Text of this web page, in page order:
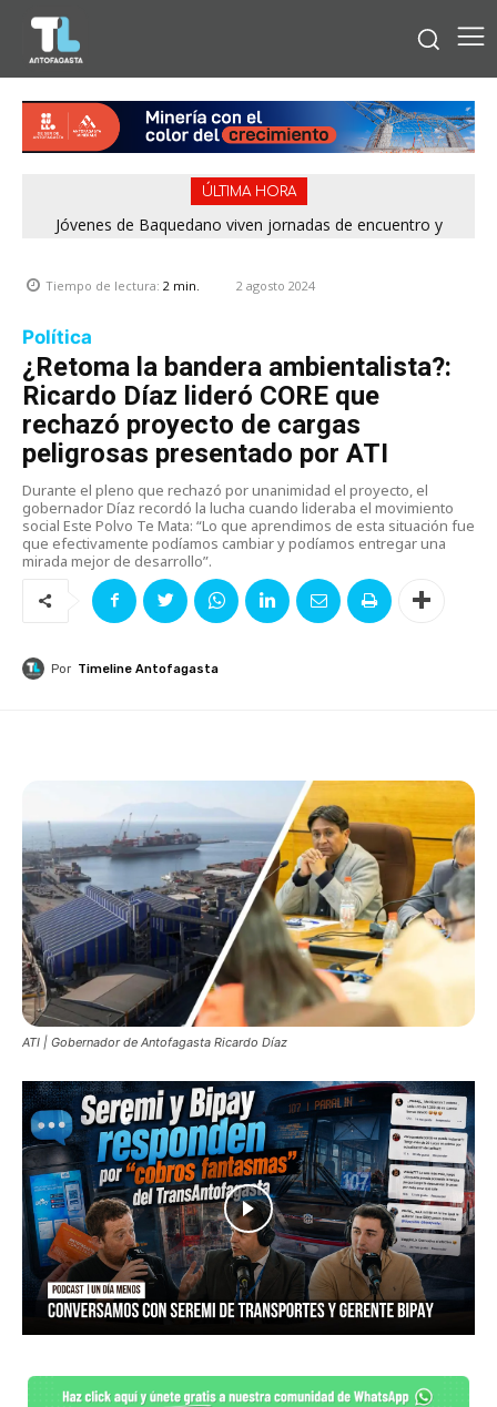
ÚLTIMA HORA
Jóvenes de Baquedano viven jornadas de encuentro y
Tiempo de lectura: 2 min. 2 agosto 2024
Política
¿Retoma la bandera ambientalista?:
Ricardo Díaz lideró CORE que
rechazó proyecto de cargas
peligrosas presentado por ATI
Durante el pleno que rechazó por unanimidad el proyecto, el
gobernador Díaz recordó la lucha cuando lideraba el movimiento
social Este Polvo Te Mata: “Lo que aprendimos de esta situación fue
que efectivamente podíamos cambiar y podíamos entregar una
mirada mejor de desarrollo”.
Por Timeline Antofagasta
ATI | Gobernador de Antofagasta Ricardo Díaz